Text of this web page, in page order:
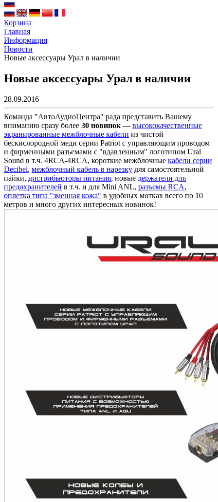
Корзина
Главная
Информация
Новости
Новые аксессуары Урал в наличии
Новые аксессуары Урал в наличии
28.09.2016
Команда "АвтоАудиоЦентра" рада представить Вашему
вниманию сразу более 30 новинок — высококачественные
экранированные межблочные кабели из чистой
бескислородной меди серии Patriot с управляющим проводом
и фирменными разъемами с "вдавленным" логотипом Ural
Sound в т.ч. 4RCA-4RCA, короткие межблочные кабели серии
Decibel, межблочный кабель в нарезку для самостоятельной
пайки, дистрибьюторы питания, новые держатели для
предохранителей в т.ч. и для Mini ANL, разъемы RCA,
оплетка типа "змеиная кожа" в удобных мотках всего по 10
метров и много других интересных новинок!